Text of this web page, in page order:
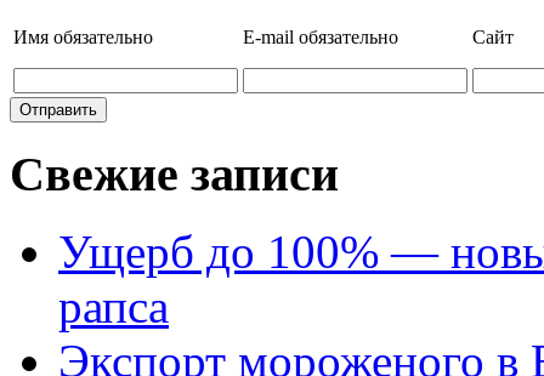
Имя обязательно E-mail обязательно Сайт
Свежие записи
Ущерб до 100% —
рапса
Экспорт мороженого в